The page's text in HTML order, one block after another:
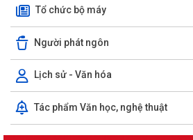
Tổ chức bộ máy
Người phát ngôn
Lịch sử - Văn hóa
Tác phẩm Văn học, nghệ thuật